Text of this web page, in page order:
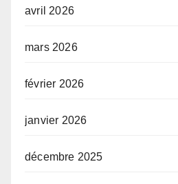
avril 2026
mars 2026
février 2026
janvier 2026
décembre 2025